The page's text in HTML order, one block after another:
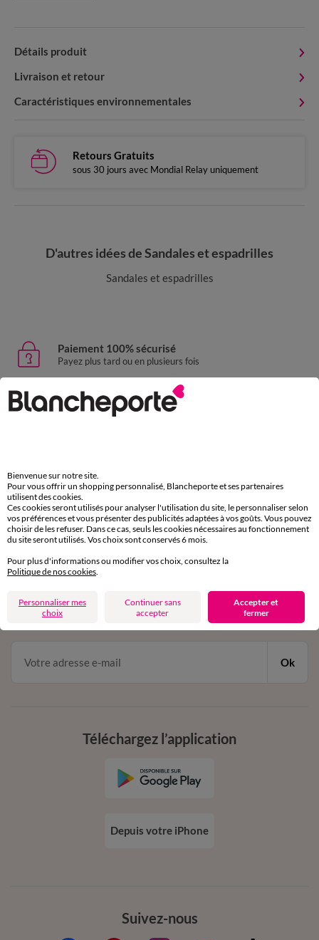
Détails produit
Livraison et retour
Caractéristiques environnementales
Retours Gratuits
sous 30 jours avec Mondial Relay uniquement
D'autres idées de Sandales et espadrilles
Sandales et espadrilles
Paiement 100% sécurisé
Payez plus tard ou en plusieurs fois
Livraison express
domicile, relais, consignes automatiques
Service clients
par chat et par téléphone
de 8h00 à 20h00 du lundi au samedi
en vous inscrivant à la newsletter
dès 20€ d’achat
conditions dans votre email de confirmation
Ok
Suivez-nous
Téléchargez l’application
Depuis votre iPhone
Bienvenue sur notre site.
Pour vous offrir un shopping personnalisé, Blancheporte et ses partenaires
utilisent des cookies.
Ces cookies seront utilisés pour analyser l'utilisation du site, le personnaliser selon
vos préférences et vous présenter des publicités adaptées à vos goûts. Vous pouvez
choisir de les refuser. Dans ce cas, seuls les cookies nécessaires au fonctionnement
du site seront utilisés. Vos choix sont conservés 6 mois.
Pour plus d'informations ou modifier vos choix, consultez la
Politique de nos cookies.
Personnaliser mes
choix
Continuer sans
accepter
Accepter et
fermer